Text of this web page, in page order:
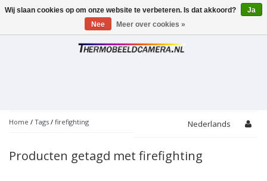
Toggle
Home / Tags / firefighting Nederlands
Producten getagd met firefighting
Wij slaan cookies op om onze website te verbeteren. Is dat akkoord?
Ja
Nee
Meer over cookies »